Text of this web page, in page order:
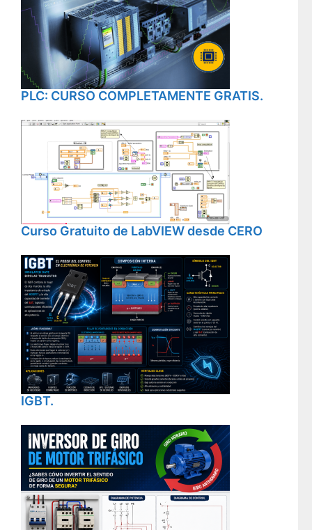
PLC: CURSO COMPLETAMENTE GRATIS.
Curso Gratuito de LabVIEW desde CERO
IGBT.